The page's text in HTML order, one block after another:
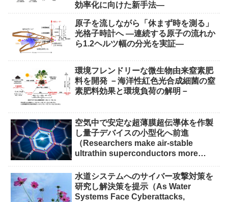
効率化に向けた新手法―
原子を流しながら「休まず時を測る」
光格子時計へ ―連続する原子の流れか
ら1.2ヘルツ幅の分光を実証―
環境フレンドリーな微生物由来窒素肥
料を開発 －海洋性紅色光合成細菌の窒
素肥料効果と環境負荷の解明－
空気中で安定な超薄膜超伝導体を作製
し量子デバイスの小型化へ前進
（Researchers make air-stable
ultrathin superconductors more
水道システムへのサイバー攻撃対策を
研究し解決策を提示（As Water
Systems Face Cyberattacks,